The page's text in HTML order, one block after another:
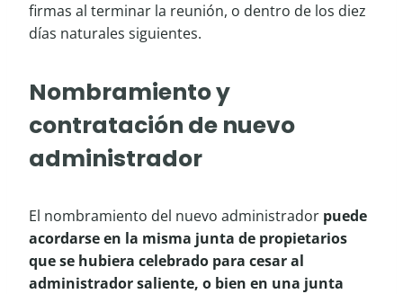
firmas al terminar la reunión, o dentro de los diez
días naturales siguientes.
Nombramiento y
contratación de nuevo
administrador
El nombramiento del nuevo administrador puede
acordarse en la misma junta de propietarios
que se hubiera celebrado para cesar al
administrador saliente, o bien en una junta